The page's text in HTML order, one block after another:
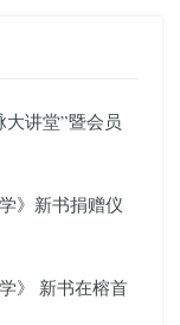
讲堂”暨会员
》新书捐赠仪
》 新书在榕首